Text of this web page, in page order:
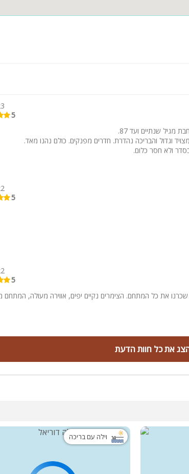
5
שנתיים ועד 87.
וגדול והבריכה נהדרת. חדרים מפנקים. כולם נהנו מאד.
ולא חסר כלום.
5
5
את כל המתחם. הצימרים נקיים יפים, אווירה מעולה, המתחם
את כל חוות הדעת
וילה עם בריכה